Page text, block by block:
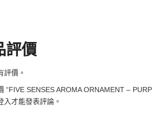
評價
評價。
“FIVE SENSES AROMA ORNAMENT –
入 才能發表評論。